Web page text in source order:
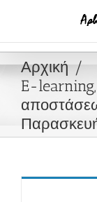
Αρχική
E-